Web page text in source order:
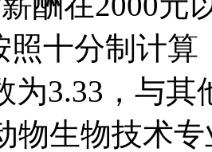
照十分制计
为3.33，与
生物技术专